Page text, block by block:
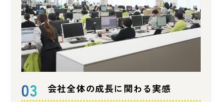
03 会社全体の成長に関わる実感